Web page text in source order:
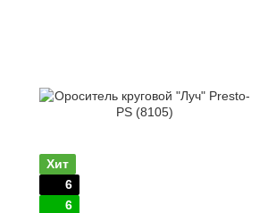
Хит
6
6